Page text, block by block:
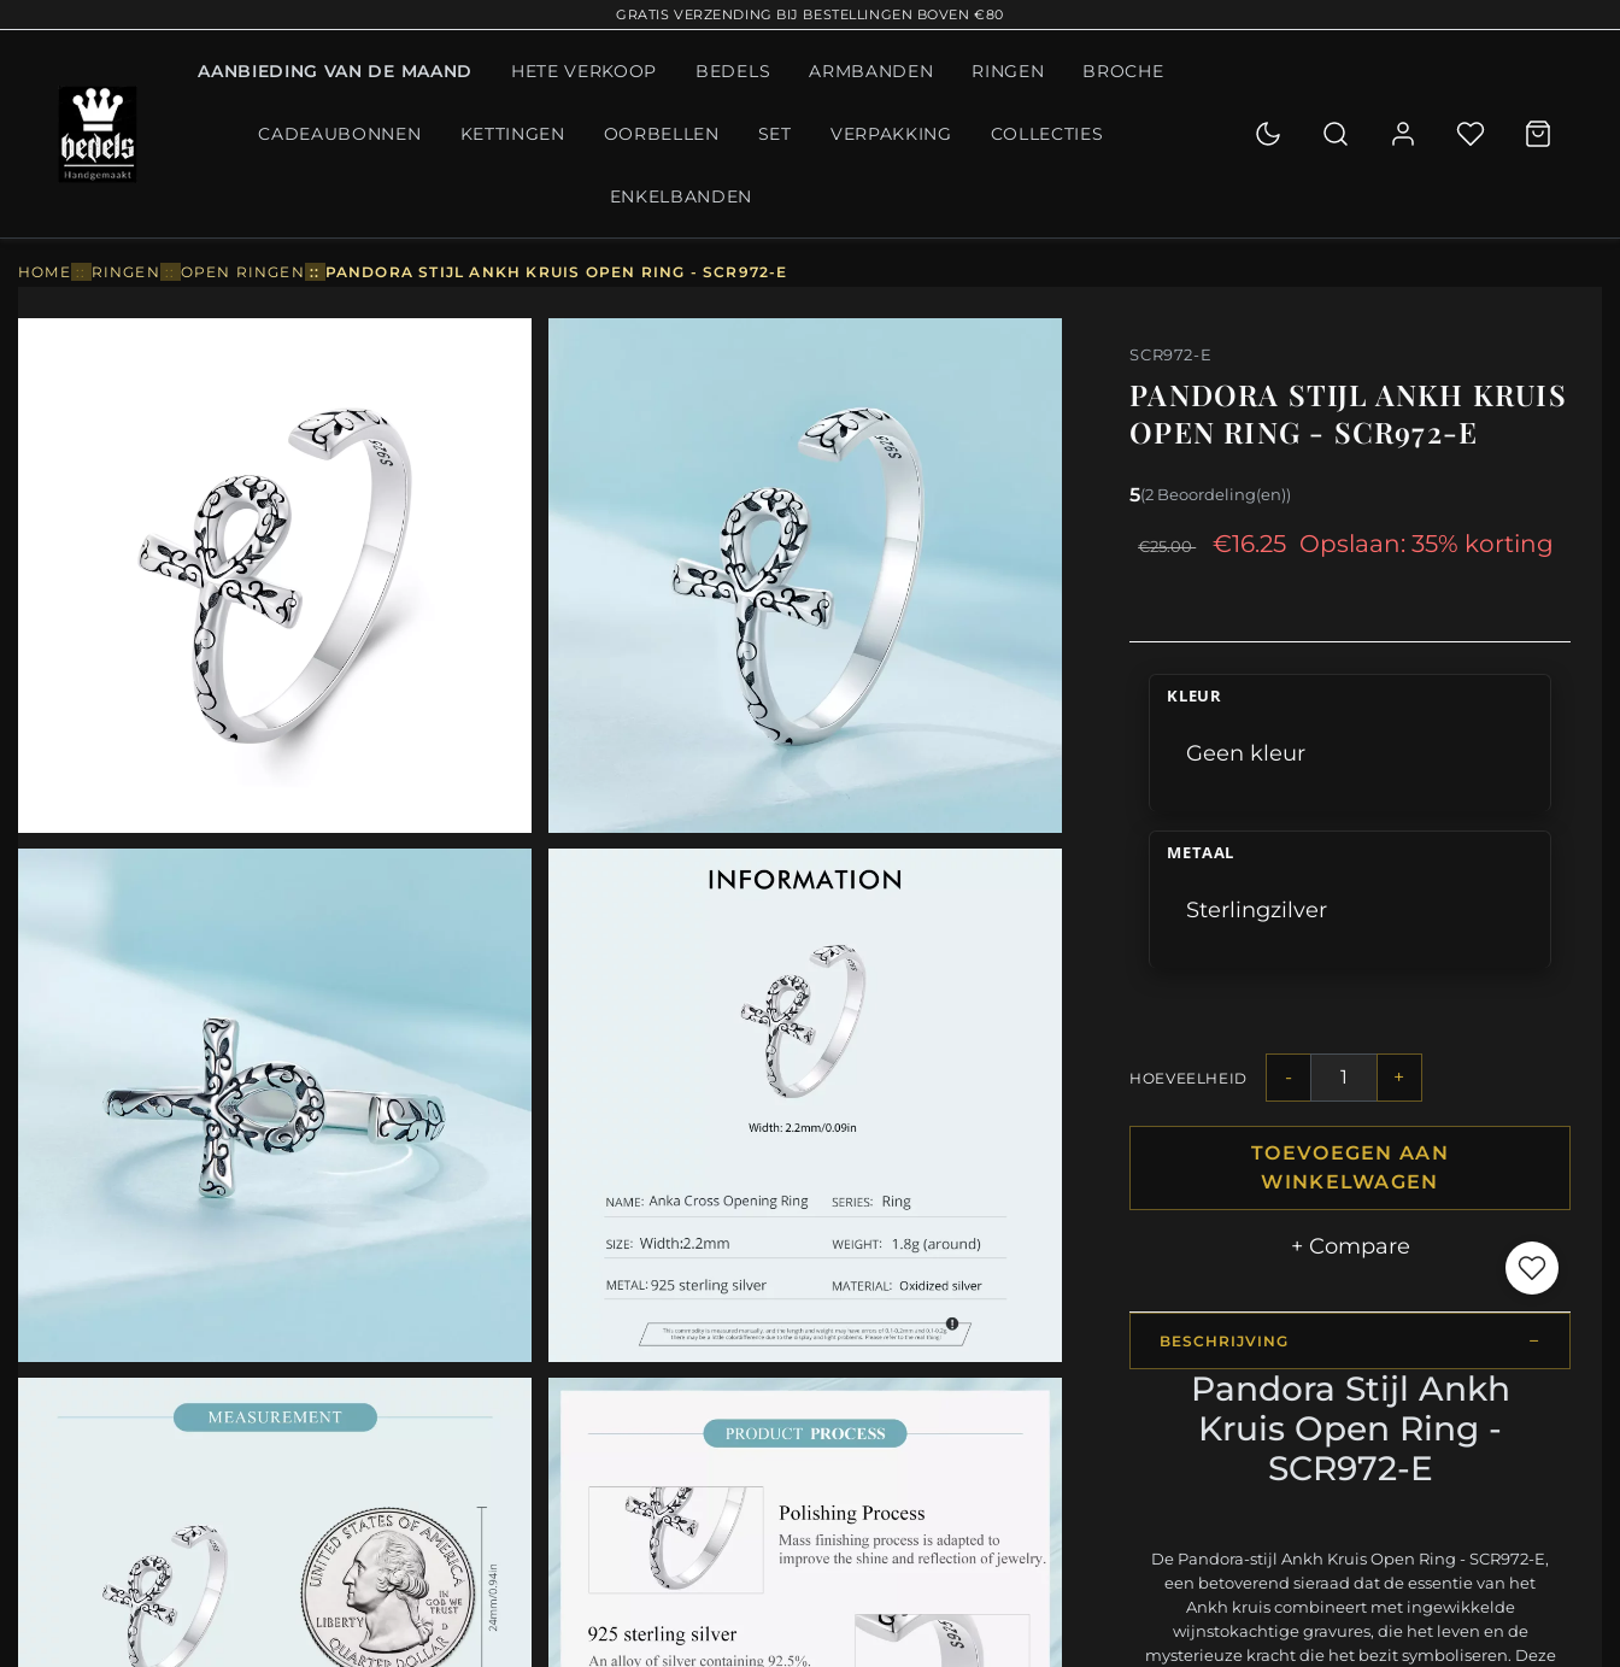
GRATIS VERZENDING BIJ BESTELLINGEN BOVEN €80
AANBIEDING VAN DE MAAND HETE VERKOOP BEDELS ARMBANDEN RINGEN BROCHE
CADEAUBONNEN KETTINGEN OORBELLEN SET VERPAKKING COLLECTIES
ENKELBANDEN
HOME :: RINGEN :: OPEN RINGEN :: PANDORA STIJL ANKH KRUIS OPEN RING - SCR972-E
SCR972-E
PANDORA STIJL ANKH KRUIS
OPEN RING - SCR972-E
5(2 Beoordeling(en))
€25.00 €16.25 Opslaan: 35% korting
KLEUR
Geen kleur
METAAL
Sterlingzilver
HOEVEELHEID - +
TOEVOEGEN AAN
WINKELWAGEN
+ Compare
BESCHRIJVING
Pandora Stijl Ankh
Kruis Open Ring -
SCR972-E
De Pandora-stijl Ankh Kruis Open Ring - SCR972-E,
een betoverend sieraad dat de essentie van het
Ankh kruis combineert met ingewikkelde
wijnstokachtige gravures, die het leven en de
mysterieuze kracht die het bezit symboliseren. Deze